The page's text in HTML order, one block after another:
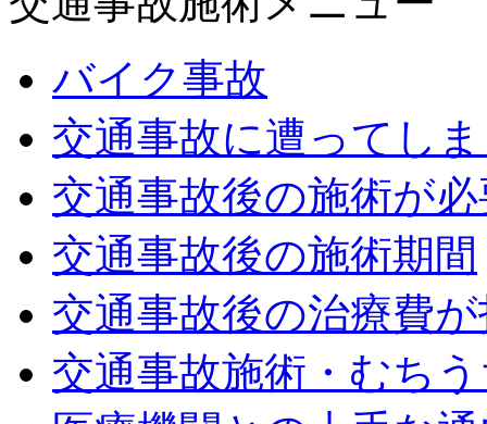
バイク事故
交通事故に遭ってし
交通事故後の施術が
交通事故後の施術期間
交通事故後の治療費
交通事故施術・むち